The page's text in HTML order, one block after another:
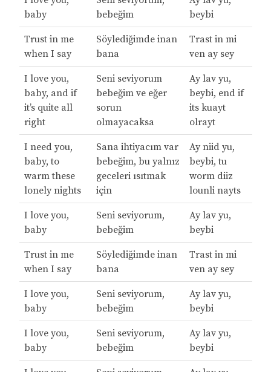
baby
bebeğim
beybi
Trust in me
when I say
Söylediğimde inan
bana
Trast in mi
ven ay sey
I love you,
baby, and if
it’s quite all
right
Seni seviyorum
bebeğim ve eğer
sorun
olmayacaksa
Ay lav yu,
beybi, end if
its kuayt
olrayt
I need you,
baby, to
warm these
lonely nights
Sana ihtiyacım var
bebeğim, bu yalnız
geceleri ısıtmak
için
Ay niid yu,
beybi, tu
worm diiz
lounli nayts
I love you,
baby
Seni seviyorum,
bebeğim
Ay lav yu,
beybi
Trust in me
when I say
Söylediğimde inan
bana
Trast in mi
ven ay sey
I love you,
baby
Seni seviyorum,
bebeğim
Ay lav yu,
beybi
I love you,
baby
Seni seviyorum,
bebeğim
Ay lav yu,
beybi